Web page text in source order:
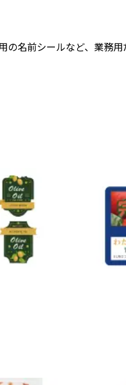
名前シールなど、業務